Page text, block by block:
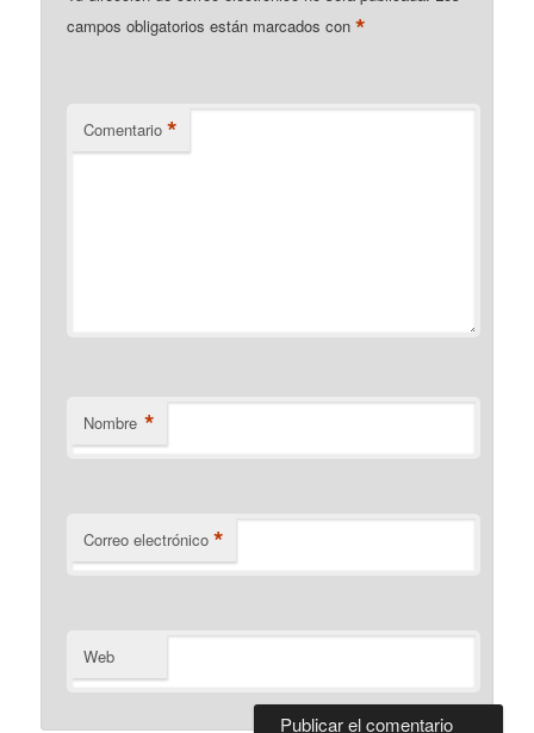
campos obligatorios están marcados con*
Comentario *
Nombre *
Correo electrónico *
Web